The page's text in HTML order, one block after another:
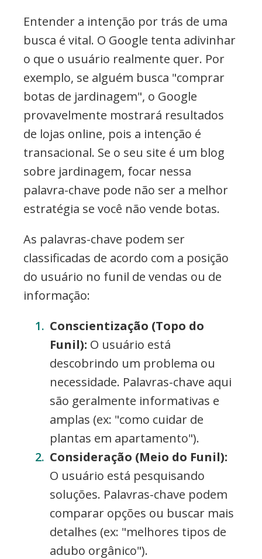
Entender a intenção por trás de uma
busca é vital. O Google tenta adivinhar
o que o usuário realmente quer. Por
exemplo, se alguém busca "comprar
botas de jardinagem", o Google
provavelmente mostrará resultados
de lojas online, pois a intenção é
transacional. Se o seu site é um blog
sobre jardinagem, focar nessa
palavra-chave pode não ser a melhor
estratégia se você não vende botas.
As palavras-chave podem ser
classificadas de acordo com a posição
do usuário no funil de vendas ou de
informação:
Conscientização (Topo do
Funil): O usuário está
descobrindo um problema ou
necessidade. Palavras-chave aqui
são geralmente informativas e
amplas (ex: "como cuidar de
plantas em apartamento").
Consideração (Meio do Funil):
O usuário está pesquisando
soluções. Palavras-chave podem
comparar opções ou buscar mais
detalhes (ex: "melhores tipos de
adubo orgânico").